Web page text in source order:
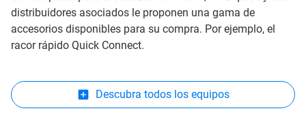
distribuidores asociados le proponen una gama de
accesorios disponibles para su compra. Por ejemplo, el
racor rápido Quick Connect.
Descubra todos los equipos